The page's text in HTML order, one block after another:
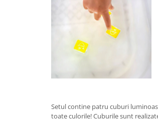
Setul contine patru cuburi
toate culorile! Cuburile sunt